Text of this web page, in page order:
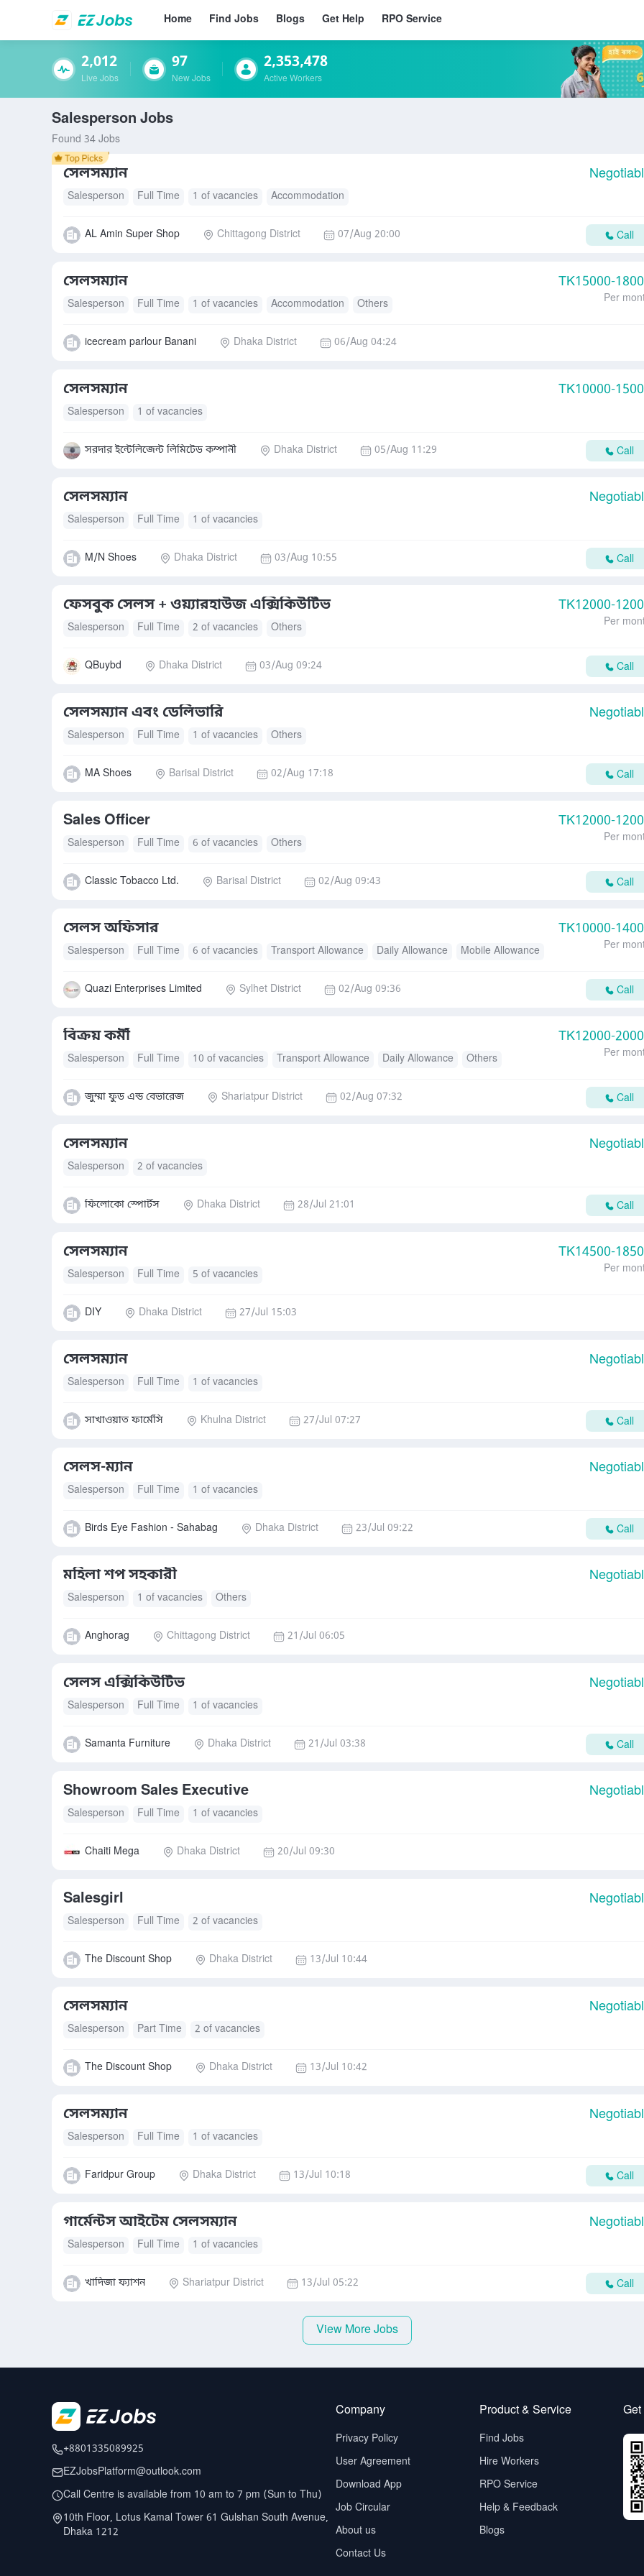
Home Find Jobs Blogs Get Help RPO Service
2,012
Live Jobs
97
New Jobs
2,353,478
Active Workers
Salesperson Jobs
Found 34 Jobs
সেলসম্যান
Salesperson Full Time 1 of vacancies Accommodation
AL Amin Super Shop Chittagong District 07/Aug 20:00 Call
সেলসম্যান TK15000-
Salesperson Full Time 1 of vacancies Accommodation Others Per
icecream parlour Banani Dhaka District 06/Aug 04:24
সেলসম্যান TK10000-
Salesperson 1 of vacancies
সরদার ইন্টেলিজেন্ট লিমিটেড কম্পানী Dhaka District 05/Aug 11:29 Call
সেলসম্যান
Salesperson Full Time 1 of vacancies
M/N Shoes Dhaka District 03/Aug 10:55 Call
ফেসবুক সেলস + ওয়্যারহাউজ এক্সিকিউটিভ TK12000-
Salesperson Full Time 2 of vacancies Others Per
QBuybd Dhaka District 03/Aug 09:24 Call
সেলসম্যান এবং ডেলিভারি
Salesperson Full Time 1 of vacancies Others
MA Shoes Barisal District 02/Aug 17:18 Call
Sales Officer TK12000-
Salesperson Full Time 6 of vacancies Others Per
Classic Tobacco Ltd. Barisal District 02/Aug 09:43 Call
সেলস অফিসার TK10000-
Salesperson Full Time 6 of vacancies Transport Allowance Daily Allowance Mobile Allowance Per
Quazi Enterprises Limited Sylhet District 02/Aug 09:36 Call
বিক্রয় কর্মী TK12000-
Salesperson Full Time 10 of vacancies Transport Allowance Daily Allowance Others Per
জুম্মা ফুড এন্ড বেভারেজ Shariatpur District 02/Aug 07:32 Call
সেলসম্যান
Salesperson 2 of vacancies
ফিলোকো স্পোর্টস Dhaka District 28/Jul 21:01 Call
সেলসম্যান TK14500-
Salesperson Full Time 5 of vacancies Per
DIY Dhaka District 27/Jul 15:03
সেলসম্যান
Salesperson Full Time 1 of vacancies
সাখাওয়াত ফার্মেসি Khulna District 27/Jul 07:27 Call
সেলস-ম্যান
Salesperson Full Time 1 of vacancies
Birds Eye Fashion - Sahabag Dhaka District 23/Jul 09:22 Call
মহিলা শপ সহকারী
Salesperson 1 of vacancies Others
Anghorag Chittagong District 21/Jul 06:05
সেলস এক্সিকিউটিভ
Salesperson Full Time 1 of vacancies
Samanta Furniture Dhaka District 21/Jul 03:38 Call
Showroom Sales Executive
Salesperson Full Time 1 of vacancies
Chaiti Mega Dhaka District 20/Jul 09:30
Salesgirl
Salesperson Full Time 2 of vacancies
The Discount Shop Dhaka District 13/Jul 10:44
সেলসম্যান
Salesperson Part Time 2 of vacancies
The Discount Shop Dhaka District 13/Jul 10:42
সেলসম্যান
Salesperson Full Time 1 of vacancies
Faridpur Group Dhaka District 13/Jul 10:18 Call
গার্মেন্টস আইটেম সেলসম্যান
Salesperson Full Time 1 of vacancies
খাদিজা ফ্যাশন Shariatpur District 13/Jul 05:22 Call
View More Jobs
+8801335089925
EZJobsPlatform@outlook.com
Call Centre is available from 10 am to 7 pm (Sun to Thu)
10th Floor, Lotus Kamal Tower 61 Gulshan South Avenue,
Dhaka 1212
Company
Privacy Policy
User Agreement
Download App
Job Circular
About us
Contact Us
Product & Service
Find Jobs
Hire Workers
RPO Service
Help & Feedback
Blogs